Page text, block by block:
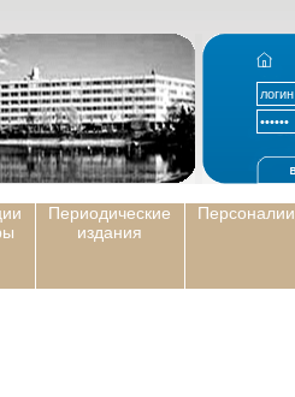
Периодические
издания
Персоналии